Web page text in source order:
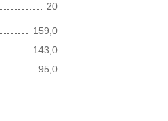
20
159,0
143,0
95,0